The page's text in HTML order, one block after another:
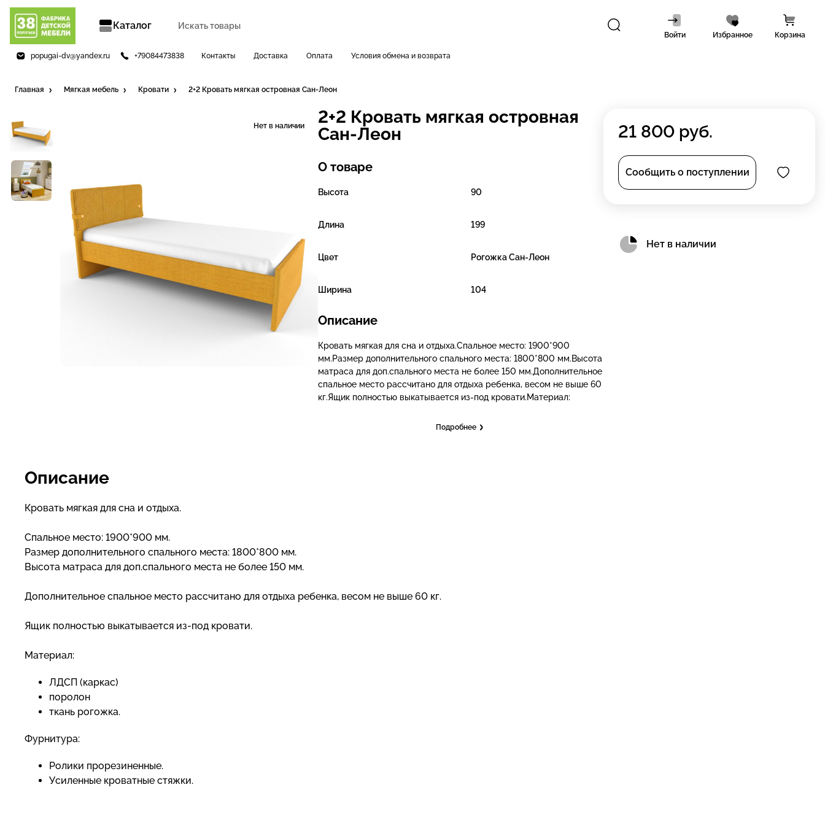
Каталог
Войти Избранное Корзина
popugai-dv@yandex.ru +79084473838 Контакты Доставка Оплата Условия обмена и возврата
Главная Мягкая мебель Кровати 2+2 Кровать мягкая островная Сан-Леон
Нет в наличии
2+2 Кровать мягкая островная
Сан-Леон
О товаре
Высота 90
Длина 199
Цвет Рогожка Сан-Леон
Ширина 104
Описание
Кровать мягкая для сна и отдыха.Спальное место: 1900*900
мм.Размер дополнительного спального места: 1800*800 мм.Высота
матраса для доп.спального места не более 150 мм.Дополнительное
спальное место рассчитано для отдыха ребенка, весом не выше 60
кг.Ящик полностью выкатывается из-под кровати.Материал:
Подробнее
Описание
Кровать мягкая для сна и отдыха.
Спальное место: 1900*900 мм.
Размер дополнительного спального места: 1800*800 мм.
Высота матраса для доп.спального места не более 150 мм.
Дополнительное спальное место рассчитано для отдыха ребенка, весом не выше 60 кг.
Ящик полностью выкатывается из-под кровати.
Материал:
ЛДСП (каркас)
поролон
ткань рогожка.
Фурнитура:
Ролики прорезиненные.
Усиленные кроватные стяжки.
21 800 руб.
Сообщить о поступлении
Нет в наличии